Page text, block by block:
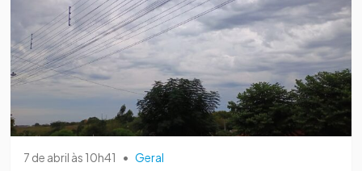
7 de abril às 10h41 • Geral